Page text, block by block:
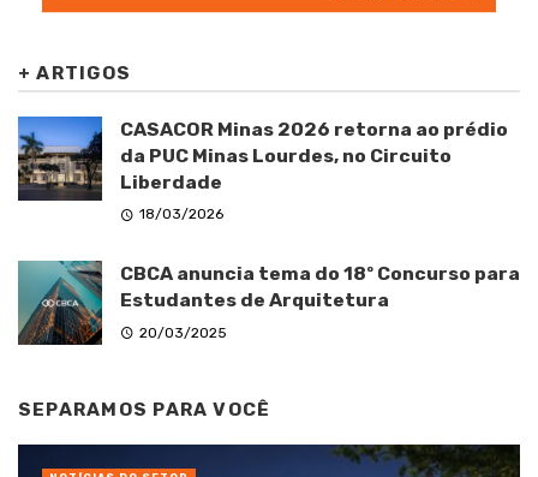
+ARTIGOS
CASACOR Minas 2026 retorna ao prédio
da PUC Minas Lourdes, no Circuito
Liberdade
18/03/2026
CBCA anuncia tema do 18º Concurso para
Estudantes de Arquitetura
20/03/2025
SEPARAMOS PARA VOCÊ